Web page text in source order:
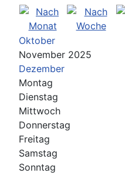
Oktober
November 2025
Dezember
Montag
Dienstag
Mittwoch
Donnerstag
Freitag
Samstag
Sonntag